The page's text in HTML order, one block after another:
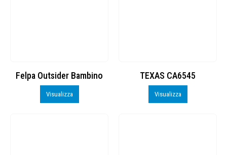
Felpa Outsider Bambino
Visualizza
TEXAS CA6545
Visualizza